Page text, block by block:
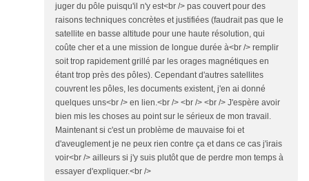
juger du pôle puisqu'il n'y est<br /> pas couvert pour des
raisons techniques concrètes et justifiées (faudrait pas que le
satellite en basse altitude pour une haute résolution, qui
coûte cher et a une mission de longue durée à<br /> remplir
soit trop rapidement grillé par les orages magnétiques en
étant trop près des pôles). Cependant d'autres satellites
couvrent les pôles, les documents existent, j'en ai donné
quelques uns<br /> en lien.<br /> <br /> <br /> J'espère avoir
bien mis les choses au point sur le sérieux de mon travail.
Maintenant si c'est un problème de mauvaise foi et
d'aveuglement je ne peux rien contre ça et dans ce cas j'irais
voir<br /> ailleurs si j'y suis plutôt que de perdre mon temps à
essayer d'expliquer.<br />